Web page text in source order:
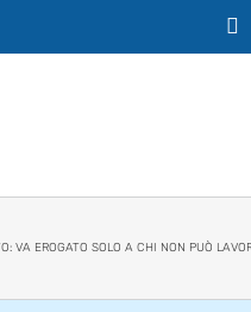
VA EROGATO SOLO A CHI NON PUÒ